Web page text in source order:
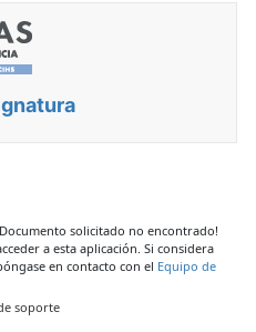
solicitado no encontrado!
a esta aplicación. Si considera
en contacto con el Equipo de
soporte